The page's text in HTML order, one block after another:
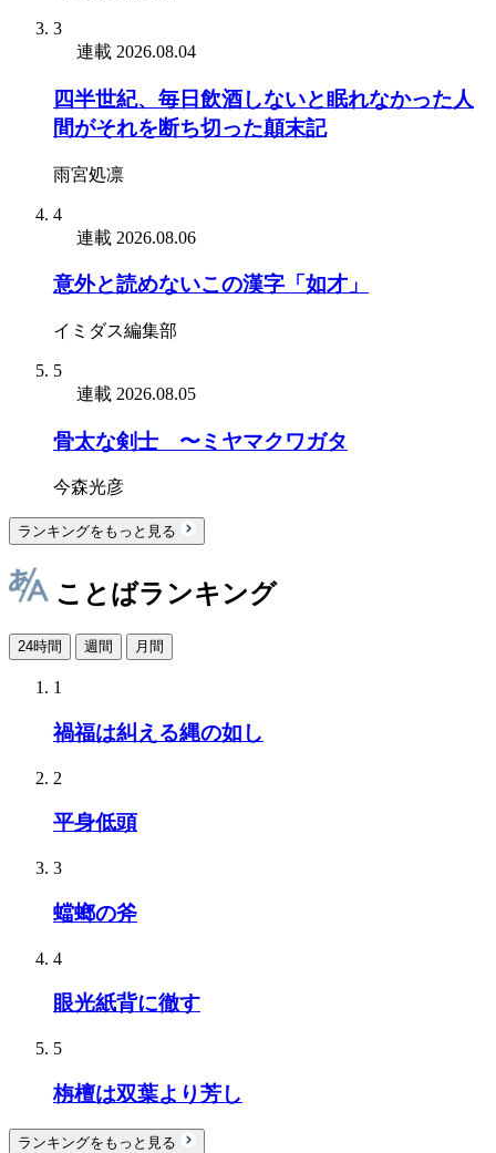
3
連載 2026.08.04
四半世紀、毎日飲酒しないと眠れなかった人
間がそれを断ち切った顛末記
雨宮処凛
4
連載 2026.08.06
意外と読めないこの漢字「如才」
イミダス編集部
5
連載 2026.08.05
骨太な剣士 〜ミヤマクワガタ
今森光彦
ランキングをもっと見る
ことばランキング
24時間 週間 月間
1
禍福は糾える縄の如し
2
平身低頭
3
蟷螂の斧
4
眼光紙背に徹す
5
栴檀は双葉より芳し
ランキングをもっと見る